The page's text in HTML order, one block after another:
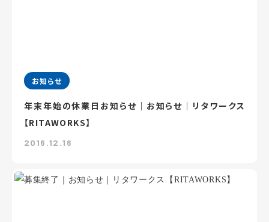
お知らせ
年末年始の休業日お知らせ｜お知らせ｜リタワークス
【RITAWORKS】
2016.12.16